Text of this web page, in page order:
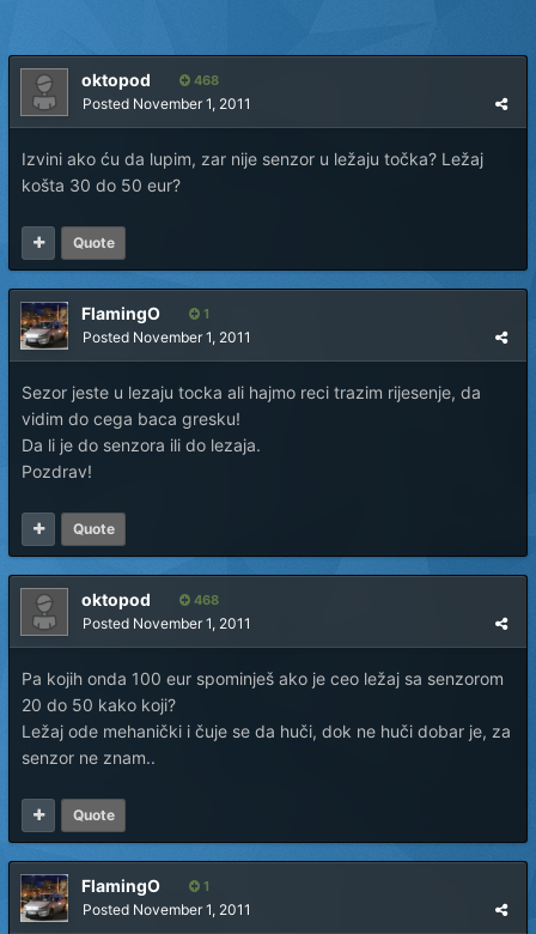
oktopod 468
Posted November 1, 2011
Izvini ako ću da lupim, zar nije senzor u ležaju točka? Ležaj
košta 30 do 50 eur?
Quote
FlamingO 1
Posted November 1, 2011
Sezor jeste u lezaju tocka ali hajmo reci trazim rijesenje, da
vidim do cega baca gresku!
Da li je do senzora ili do lezaja.
Pozdrav!
Quote
oktopod 468
Posted November 1, 2011
Pa kojih onda 100 eur spominješ ako je ceo ležaj sa senzorom
20 do 50 kako koji?
Ležaj ode mehanički i čuje se da huči, dok ne huči dobar je, za
senzor ne znam..
Quote
FlamingO 1
Posted November 1, 2011